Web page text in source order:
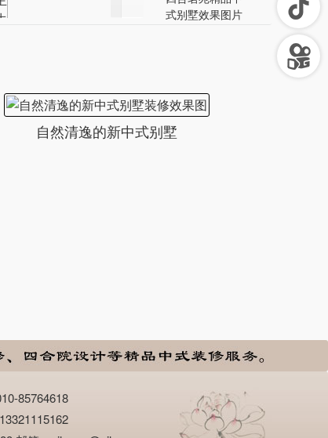
式别墅效果图片
自然清逸的新中式别墅
85764618